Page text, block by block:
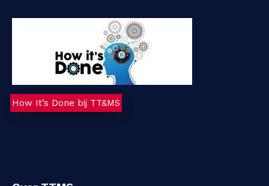
How It’s Done bij TT&MS